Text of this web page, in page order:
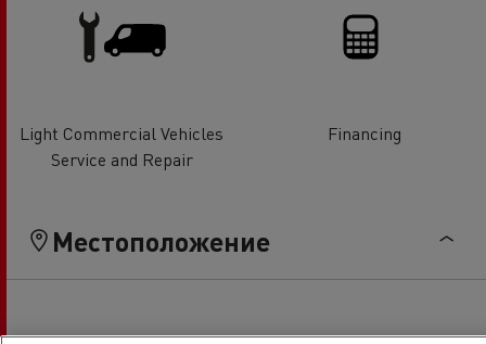
Light Commercial Vehicles
Service and Repair
Financing
Местоположение